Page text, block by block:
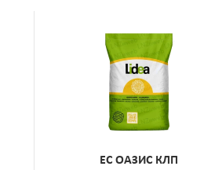
ЕС ОАЗИС КЛП